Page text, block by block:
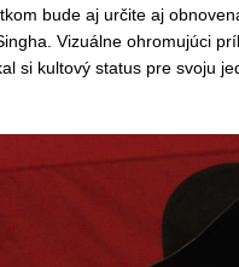
bude aj určite aj
Vizuálne ohromujúci
si kultový status pre svoju